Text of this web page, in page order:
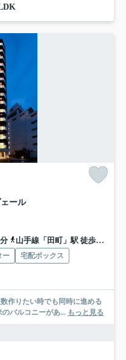
ール
山手線「田町」駅 徒歩13分
ー
宅配ボックス
作りたい時でも同時に進める
のバルコニーがあ... もっと見る